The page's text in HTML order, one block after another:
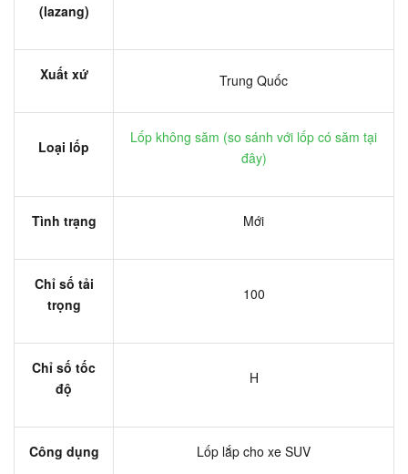
(lazang)
Xuất xứ Trung Quốc
Loại lốp
Lốp không săm (so sánh với lốp có săm tại
đây)
Tình trạng Mới
Chỉ số tải
trọng
100
Chỉ số tốc
độ
H
Công dụng Lốp lắp cho xe SUV